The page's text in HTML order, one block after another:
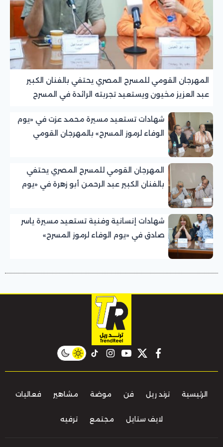
المهرجان القومي للمسرح المصري يحتفي بالفنان الكبير
عبد العزيز مخيون ويستعيد تجربته الرائدة في المسرح
شهادات تستعيد مسيرة محمد عزت في «يوم
الوفاء لرموز المسرح» بالمهرجان القومي
المهرجان القومي للمسرح المصري يحتفي
بالفنان الكبير عبد الرحمن أبو زهرة في «يوم
شهادات إنسانية وفنية تستعيد مسيرة ياسر
صادق في «يوم الوفاء لرموز المسرح»
facebook
twitter
youtube
instagram
tiktok
الرئيسية ترند ريل فن موضة مشاهير فعاليات
لايف ستايل مجتمع ترفيه